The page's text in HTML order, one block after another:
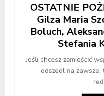
OSTATNIE
Gilza Maria
Boluch,
Stefania
Jeśli chcesz zamieścić
odszedł na